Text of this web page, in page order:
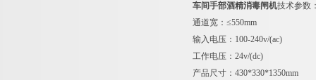
车间手部酒精消毒闸机技术参数
通道宽：≤550mm
输入电压：100-240v/(ac)
工作电压：24v/(dc)
产品尺寸：430*330*1350mm